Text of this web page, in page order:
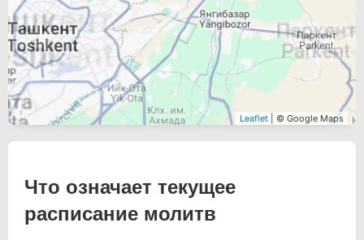
Leaflet | © Google Maps
Что означает текущее
расписание молитв